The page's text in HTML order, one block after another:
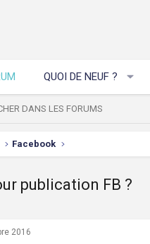
QUOI DE NEUF ?
DANS LES FORUMS
Facebook
publication FB ?
2016